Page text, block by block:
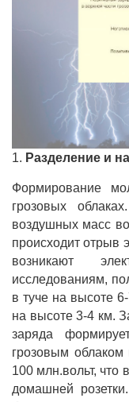
1. Разделение и
Формирование
грозовых
воздушных масс
происходит отрыв
возникают
исследованиям,
в туче на высоте
на высоте 3-4 км.
заряда
грозовым облаком
100 млн.вольт, что
домашней